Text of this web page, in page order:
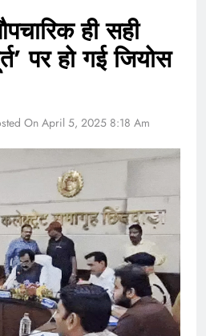
ही सही
पर हो गई जियोस
On April 5, 2025 8:18 Am